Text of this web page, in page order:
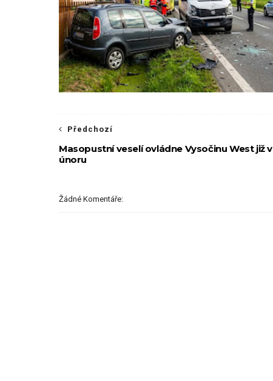
Předchozí
Masopustní veselí ovládne Vysočinu West již v
únoru
Žádné Komentáře: